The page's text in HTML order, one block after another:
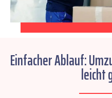
Einfacher Ablauf:
leicht